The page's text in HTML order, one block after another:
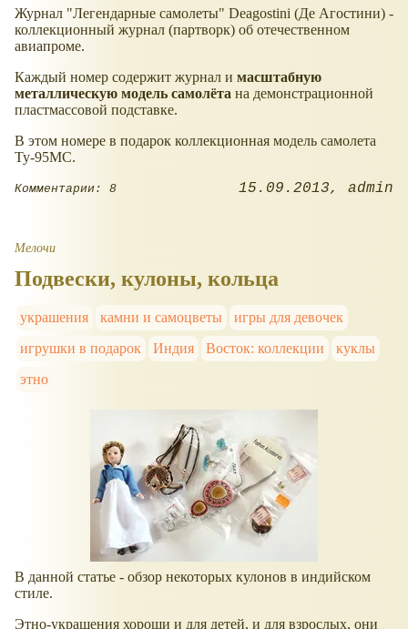
Журнал "Легендарные самолеты" Deagostini (Де Агостини) -
коллекционный журнал (партворк) об отечественном
авиапроме.
Каждый номер содержит журнал и масштабную
металлическую модель самолёта на демонстрационной
пластмассовой подставке.
В этом номере в подарок коллекционная модель самолета
Ту-95МС.
Комментарии: 8 15.09.2013 admin
Мелочи
Подвески, кулоны, кольца
украшения камни и самоцветы
игры для девочек
игрушки в подарок
Индия Восток: коллекции
куклы
этно
В данной статье - обзор некоторых кулонов в индийском
стиле.
Этно-украшения хороши и для детей, и для взрослых, они